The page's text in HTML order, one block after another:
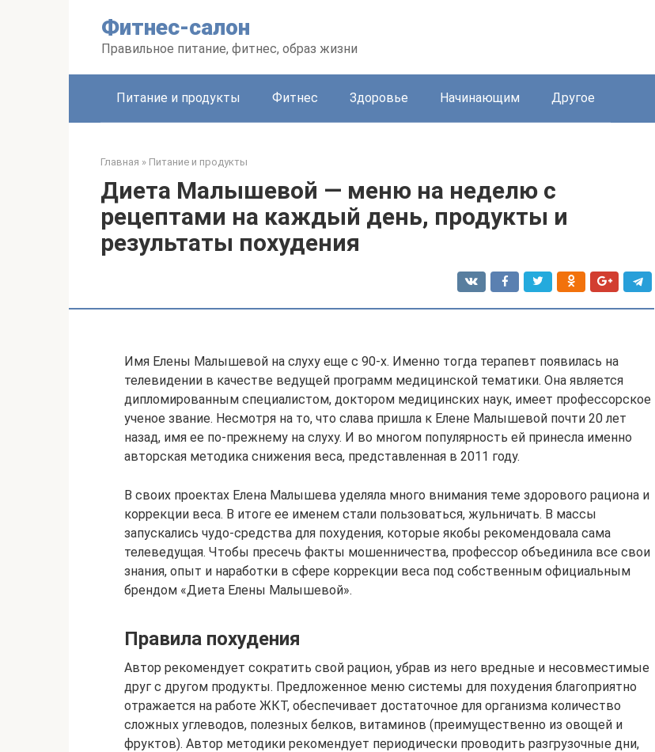
Фитнес-салон
Правильное питание, фитнес, образ жизни
Питание и продукты Фитнес Здоровье Начинающим Другое
Главная » Питание и продукты
Диета Малышевой — меню на неделю с
рецептами на каждый день, продукты и
результаты похудения
Имя Елены Малышевой на слуху еще с 90-х. Именно тогда терапевт появилась на
телевидении в качестве ведущей программ медицинской тематики. Она является
дипломированным специалистом, доктором медицинских наук, имеет профессорское
ученое звание. Несмотря на то, что слава пришла к Елене Малышевой почти 20 лет
назад, имя ее по-прежнему на слуху. И во многом популярность ей принесла именно
авторская методика снижения веса, представленная в 2011 году.
В своих проектах Елена Малышева уделяла много внимания теме здорового рациона и
коррекции веса. В итоге ее именем стали пользоваться, жульничать. В массы
запускались чудо-средства для похудения, которые якобы рекомендовала сама
телеведущая. Чтобы пресечь факты мошенничества, профессор объединила все свои
знания, опыт и наработки в сфере коррекции веса под собственным официальным
брендом «Диета Елены Малышевой».
Правила похудения­
Автор рекомендует сократить свой рацион, убрав из него вредные и несовместимые
друг с другом продукты. Предложенное меню системы для похудения благоприятно
отражается на работе ЖКТ, обеспечивает достаточное для организма количество
сложных углеводов, полезных белков, витаминов (преимущественно из овощей и
фруктов). Автор методики рекомендует периодически проводить разгрузочные дни,